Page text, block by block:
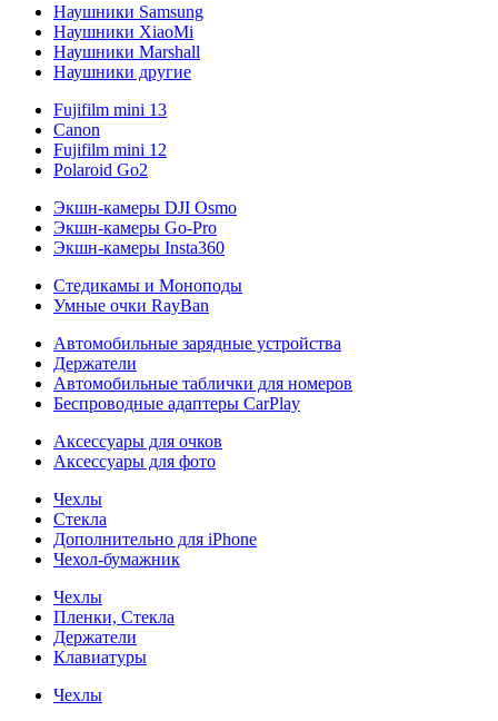
Наушники Samsung
Наушники XiaoMi
Наушники Marshall
Наушники другие
Fujifilm mini 13
Canon
Fujifilm mini 12
Polaroid Go2
Экшн-камеры DJI Osmo
Экшн-камеры Go-Pro
Экшн-камеры Insta360
Стедикамы и Моноподы
Умные очки RayBan
Автомобильные зарядные устройства
Держатели
Автомобильные таблички для номеров
Беспроводные адаптеры CarPlay
Аксессуары для очков
Аксессуары для фото
Чехлы
Стекла
Дополнительно для iPhone
Чехол-бумажник
Чехлы
Пленки, Стекла
Держатели
Клавиатуры
Чехлы